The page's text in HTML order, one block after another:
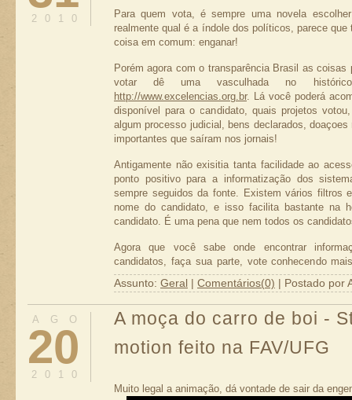
A primeira coisa que vou explicar, é como faço
em "/media/sda5" toda vez que você ligar a
outros dispositivos são montados. Cada linha é um
sudo su
mkdir /media/sda5
chown nome_do_seu_usr /media/sda5
Depois de feito isso, você deverá configurar o
dispositivo "/dev/sda5" no boot. Edite adicionando
user,auto,force 0 0" na últinha linha do fstab.
gksudo gedit /etc/fstab
exit
montada, e um ícone com atalho para a mesma
2010
Para quem vota, é sempre uma novela
realmente qual é a índole dos políticos, parece
coisa em comum: enganar!
Porém agora com o transparência Brasil as
votar dê uma vasculhada no
http://www.excelencias.org.br. Lá você poderá
disponível para o candidato, quais projetos
algum processo judicial, bens declarados,
importantes que saíram nos jornais!
Antigamente não exisitia tanta facilidade ao
ponto positivo para a informatização dos
sempre seguidos da fonte. Existem vários filtros
nome do candidato, e isso facilita bastante na
candidato. É uma pena que nem todos os
Agora que você sabe onde encontrar
candidatos, faça sua parte, vote conhecendo
gravados da televisão.
Assunto: Geral Comentários(0) | Postado por
AGO
20
2010
A moça do carro de boi -
motion feito na FAV/UFG
Muito legal a animação, dá vontade de sair da